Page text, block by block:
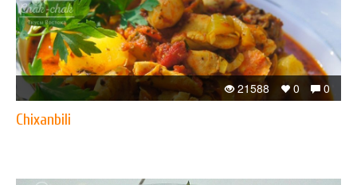
0
0
21588
Chixanbili